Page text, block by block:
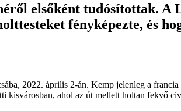
elsőként tudósítottak. A
fényképezte, és
2022. április 2-án. Kemp jelenleg a
ahol az út mellett holtan fekvő